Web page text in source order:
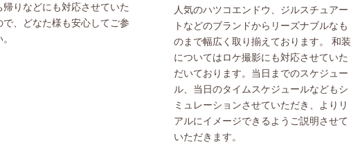
帰りなどにも対応させていた
で、どなた様も安心してご参
人気のハツコエンドウ、ジルスチュアー
トなどのブランドからリーズナブルなも
のまで幅広く取り揃えております。 和装
についてはロケ撮影にも対応させていた
だいております。当日までのスケジュー
ル、当日のタイムスケジュールなどもシ
ミュレーションさせていただき、よりリ
アルにイメージできるようご説明させて
いただきます。